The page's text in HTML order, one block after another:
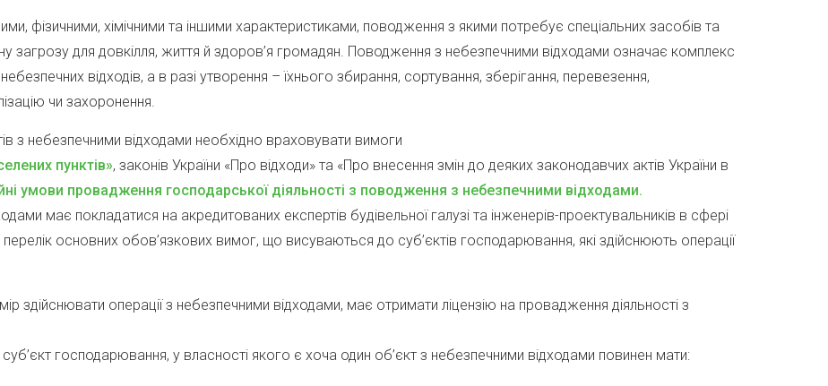
фізичними, хімічними та іншими характеристиками, поводження з якими потребує спеціальних засобів та
загрозу для довкілля, життя й здоров’я громадян. Поводження з небезпечними відходами означає комплекс
відходів, а в разі утворення – їхнього збирання, сортування, зберігання, перевезення,
чи захоронення.
з небезпечними відходами необхідно враховувати вимоги
пунктів», законів України «Про відходи» та «Про внесення змін до деяких законодавчих актів України в
умови провадження господарської діяльності з поводження з небезпечними відходами.
має покладатися на акредитованих експертів будівельної галузі та інженерів-проектувальників в сфері
основних обов’язкових вимог, що висуваються до суб’єктів господарювання, які здійснюють операції
здійснювати операції з небезпечними відходами, має отримати ліцензію на провадження діяльності з
господарювання, у власності якого є хоча один об’єкт з небезпечними відходами повинен мати: